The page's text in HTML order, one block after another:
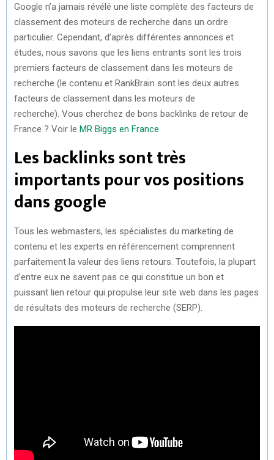
Google n’a jamais révélé une liste complète des facteurs de
classement des moteurs de recherche dans un ordre
particulier. Cependant, d’après différentes annonces et
études, nous savons que les liens entrants sont les trois
premiers facteurs de classement dans les moteurs de
recherche (le contenu et RankBrain sont les deux autres
facteurs de classement dans les moteurs de
recherche). Vous cherchez de bons backlinks de retour de
France ? Voir le MR Biggs en France
Les backlinks sont très
importants pour vos positions
dans google
Tous les webmasters, les spécialistes du marketing de
contenu et les experts en référencement comprennent
parfaitement la valeur des liens retours. Toutefois, la plupart
d’entre eux ne savent pas ce qui constitue un bon et
puissant lien retour qui propulse leur site web dans les pages
de résultats des moteurs de recherche (SERP).